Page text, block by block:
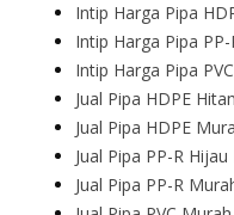
Intip Harga Pipa
Intip Harga Pipa
Intip Harga Pipa
Jual Pipa HDPE
Jual Pipa HDPE
Jual Pipa PP-R
Jual Pipa PP-R